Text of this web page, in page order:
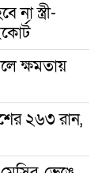
স্ত্রী-
ক্ষমতায়
২৬৩ রান,